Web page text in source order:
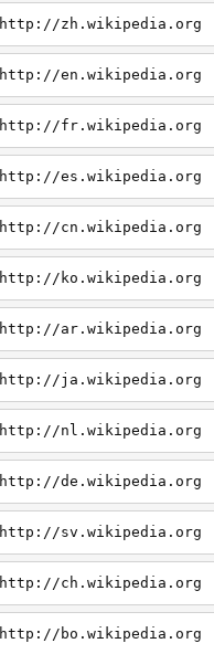
http://zh.wikipedia.org
http://en.wikipedia.org
http://fr.wikipedia.org
http://es.wikipedia.org
http://cn.wikipedia.org
http://ko.wikipedia.org
http://ar.wikipedia.org
http://ja.wikipedia.org
http://nl.wikipedia.org
http://de.wikipedia.org
http://sv.wikipedia.org
http://ch.wikipedia.org
http://bo.wikipedia.org